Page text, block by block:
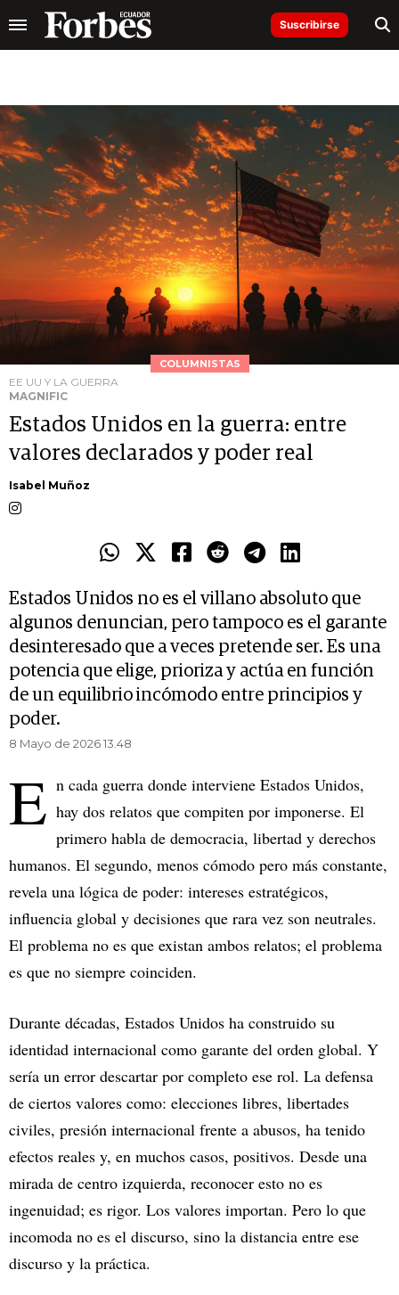
Suscribirse
COLUMNISTAS
EE UU Y LA GUERRA
MAGNIFIC
Estados Unidos en la guerra: entre
valores declarados y poder real
Isabel Muñoz
Estados Unidos no es el villano absoluto que
algunos denuncian, pero tampoco es el garante
desinteresado que a veces pretende ser. Es una
potencia que elige, prioriza y actúa en función
de un equilibrio incómodo entre principios y
poder.
8 Mayo de 2026 13.48
E n cada guerra donde interviene Estados Unidos,
hay dos relatos que compiten por imponerse. El
primero habla de democracia, libertad y derechos
humanos. El segundo, menos cómodo pero más constante,
revela una lógica de poder: intereses estratégicos,
influencia global y decisiones que rara vez son neutrales.
El problema no es que existan ambos relatos; el problema
es que no siempre coinciden.
Durante décadas, Estados Unidos ha construido su
identidad internacional como garante del orden global. Y
sería un error descartar por completo ese rol. La defensa
de ciertos valores como: elecciones libres, libertades
civiles, presión internacional frente a abusos, ha tenido
efectos reales y, en muchos casos, positivos. Desde una
mirada de centro izquierda, reconocer esto no es
ingenuidad; es rigor. Los valores importan. Pero lo que
incomoda no es el discurso, sino la distancia entre ese
discurso y la práctica.